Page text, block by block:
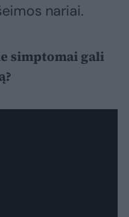
nariai.
simptomai gali